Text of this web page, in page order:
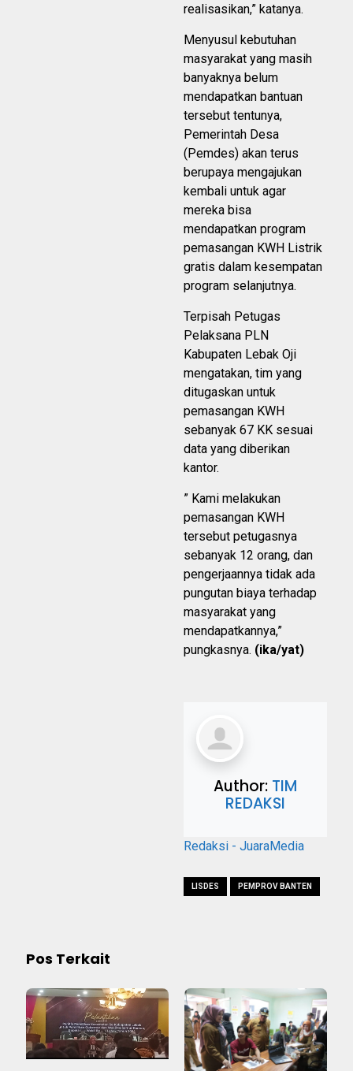
realisasikan,” katanya.
Menyusul kebutuhan
masyarakat yang masih
banyaknya belum
mendapatkan bantuan
tersebut tentunya,
Pemerintah Desa
(Pemdes) akan terus
berupaya mengajukan
kembali untuk agar
mereka bisa
mendapatkan program
pemasangan KWH Listrik
gratis dalam kesempatan
program selanjutnya.
Terpisah Petugas
Pelaksana PLN
Kabupaten Lebak Oji
mengatakan, tim yang
ditugaskan untuk
pemasangan KWH
sebanyak 67 KK sesuai
data yang diberikan
kantor.
” Kami melakukan
pemasangan KWH
tersebut petugasnya
sebanyak 12 orang, dan
pengerjaannya tidak ada
pungutan biaya terhadap
masyarakat yang
mendapatkannya,”
pungkasnya. (ika/yat)
Author: TIM
REDAKSI
Redaksi - JuaraMedia
LISDES PEMPROV BANTEN
Pos Terkait